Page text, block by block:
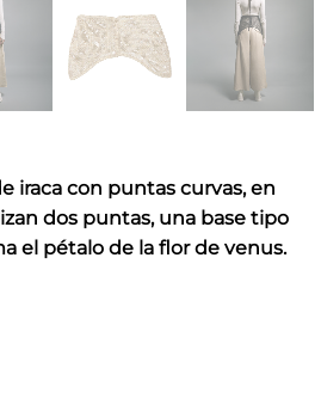
iraca con puntas curvas, en
dos puntas, una base tipo
el pétalo de la flor de venus.